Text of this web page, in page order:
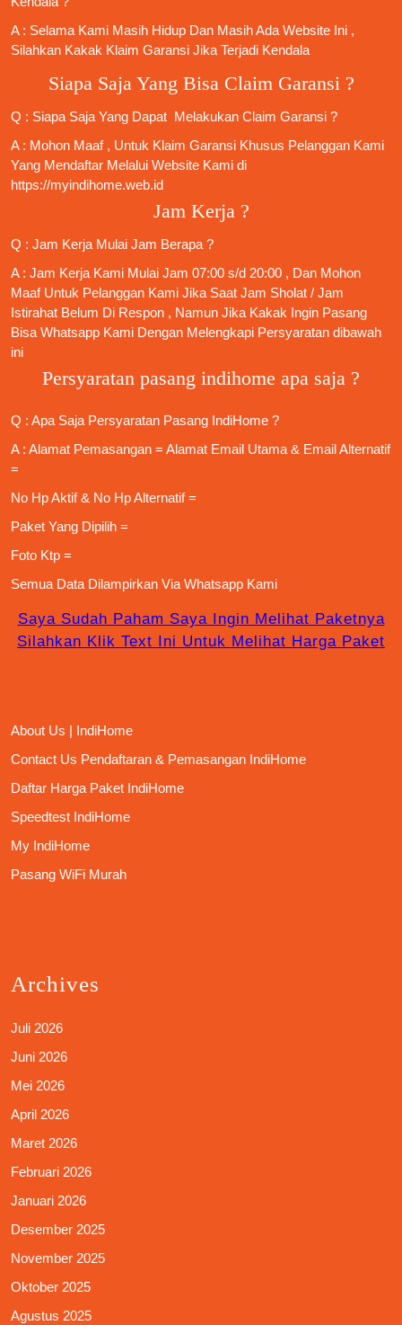
A : Selama Kami Masih Hidup Dan Masih Ada Website Ini ,
Silahkan Kakak Klaim Garansi Jika Terjadi Kendala
Siapa Saja Yang Bisa Claim Garansi ?
Q : Siapa Saja Yang Dapat Melakukan Claim Garansi ?
A : Mohon Maaf , Untuk Klaim Garansi Khusus Pelanggan Kami
Yang Mendaftar Melalui Website Kami di
https://myindihome.web.id
Jam Kerja ?
Q : Jam Kerja Mulai Jam Berapa ?
A : Jam Kerja Kami Mulai Jam 07:00 s/d 20:00 , Dan Mohon
Maaf Untuk Pelanggan Kami Jika Saat Jam Sholat / Jam
Istirahat Belum Di Respon , Namun Jika Kakak Ingin Pasang
Bisa Whatsapp Kami Dengan Melengkapi Persyaratan dibawah
ini
Persyaratan pasang indihome apa saja ?
Q : Apa Saja Persyaratan Pasang IndiHome ?
A : Alamat Pemasangan = Alamat Email Utama & Email Alternatif
=
No Hp Aktif & No Hp Alternatif =
Paket Yang Dipilih =
Foto Ktp =
Semua Data Dilampirkan ViaWhatsapp Kami
Saya Sudah Paham Saya Ingin Melihat Paketnya
Silahkan Klik Text Ini Untuk Melihat Harga Paket
About Us | IndiHome
Contact Us Pendaftaran & Pemasangan IndiHome
Daftar Harga Paket IndiHome
Speedtest IndiHome
My IndiHome
Pasang WiFi Murah
Archives
Juli 2026
Juni 2026
Mei 2026
April 2026
Maret 2026
Februari 2026
Januari 2026
Desember 2025
November 2025
Oktober 2025
Agustus 2025